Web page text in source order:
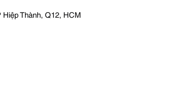
Thành, Q12, HCM